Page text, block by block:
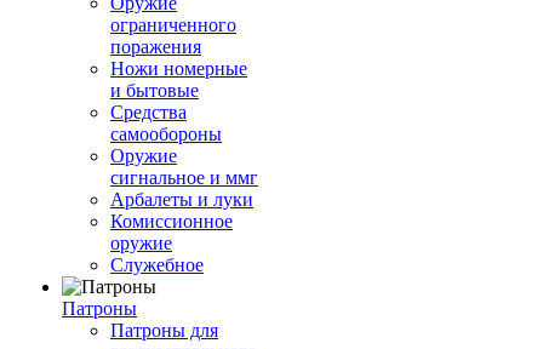
ограниченного
поражения
Ножи номерные
и бытовые
Средства
самообороны
Оружие
сигнальное и ммг
Арбалеты и луки
Комиссионное
оружие
Служебное
Патроны
Патроны для